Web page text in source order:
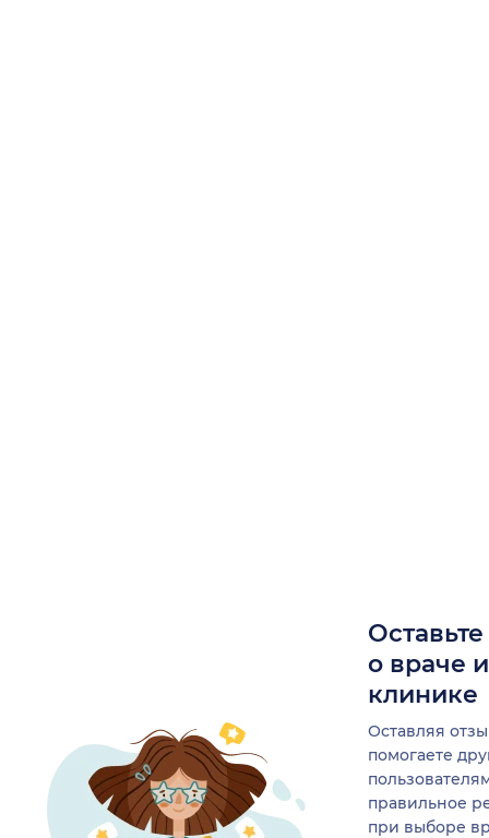
о враче
клинике
Оставляя
помогаете
правильное
при выборе